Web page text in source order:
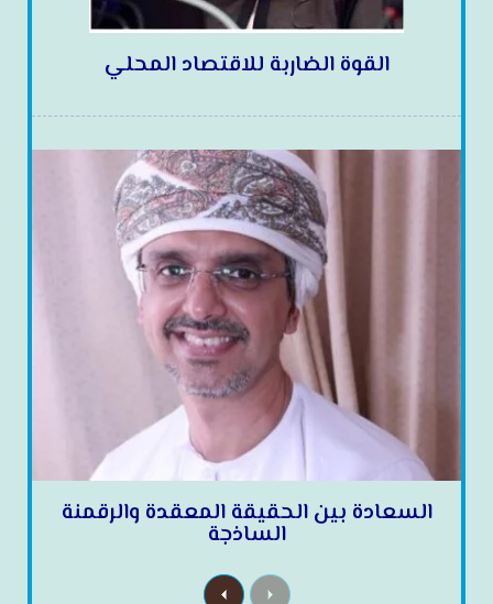
القوة الضاربة للاقتصاد المحلي
السعادة بين الحقيقة المعقدة والرقمنة
الساذجة
P
N